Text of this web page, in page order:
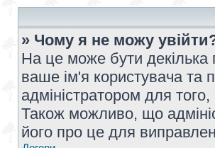
» Чому я не можу
На це може бути
ваше ім'я користувача та
адміністратором для
Також можливо, що
його про це для